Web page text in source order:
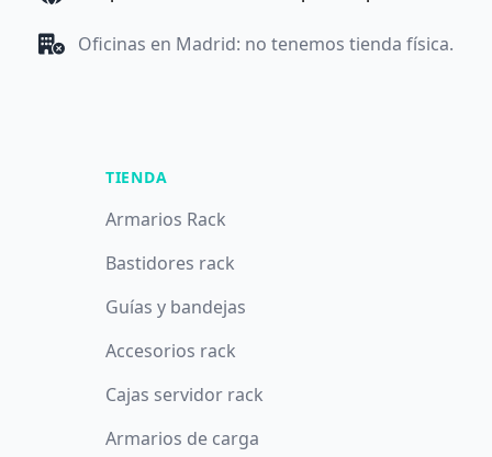
Oficinas en Madrid: no tenemos tienda física.
TIENDA
Armarios Rack
Bastidores rack
Guías y bandejas
Accesorios rack
Cajas servidor rack
Armarios de carga